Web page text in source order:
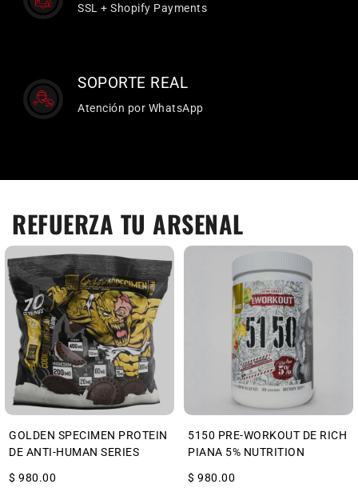
SSL + Shopify Payments
SOPORTE REAL
Atención por WhatsApp
REFUERZA TU ARSENAL
GOLDEN SPECIMEN PROTEIN
DE ANTI-HUMAN SERIES
$ 980.00
5150 PRE-WORKOUT DE RICH
PIANA 5% NUTRITION
$ 980.00